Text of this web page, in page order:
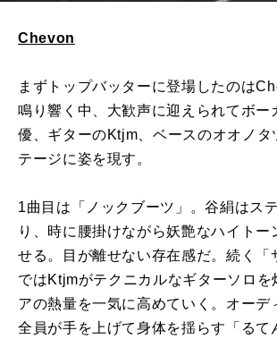
Chevon
まずトップバッターに登場したのは
鳴り響く中、大歓声に迎えられてボー
優、ギターのKtjm、ベースのオオノタ
テージに姿を現す。
1曲目は「ノックブーツ」。谷絹はス
り、時に腰掛けながら妖艶なハイトー
せる。目が離せない存在感だ。続く「
ではKtjmがテクニカルなギターソロを
アの熱量を一気に高めていく。オーデ
全員が手を上げて身体を揺らす「るて